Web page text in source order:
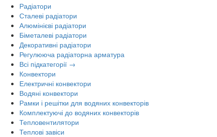
Радіатори
Сталеві радіатори
Алюмінієві радіатори
Біметалеві радіатори
Декоративні радіатори
Регулююча радіаторна арматура
Всі підкатегорії →
Конвектори
Електричні конвектори
Водяні конвектори
Рамки і решітки для водяних конвекторів
Комплектуючі до водяних конвекторів
Тепловентилятори
Теплові завіси